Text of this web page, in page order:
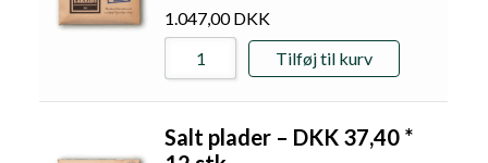
1.047,00DKK
Tilføj til kurv
Salt plader – DKK 37,40 *